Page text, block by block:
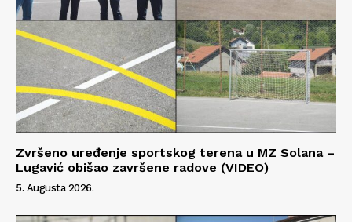
Zvršeno uređenje sportskog terena u MZ Solana –
Lugavić obišao završene radove (VIDEO)
5. Augusta 2026.